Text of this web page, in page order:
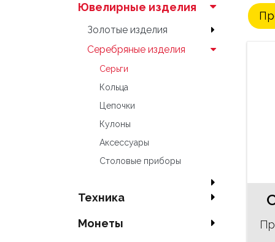
Ювелирные изделия
Зoлoтые изделия
Серебряные изделия
Серьги
Кольца
Цепочки
Кулоны
Аксесcуары
Столовые приборы
Техника
Mонеты